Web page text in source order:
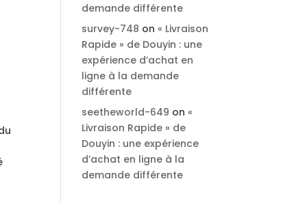
demande différente
survey-748 on« Livraison
Rapide » de Douyin : une
expérience d’achat en
ligne à la demande
différente
seetheworld-649 on«
Livraison Rapide » de
Douyin : une expérience
d’achat en ligne à la
demande différente